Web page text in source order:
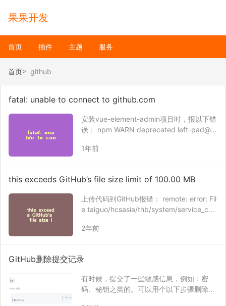
果果开发
首页 插件 主题 服务
首页 github
fatal: unable to connect to github.com
安装vue-element-admin项目时，报以下错
误： npm WARN deprecated left-pad@1.
ERR! Error while e…
1年前
this exceeds GitHub’s file size limit of 100.00 MB
上传代码到GitHub报错： remote: error: Fil
e taiguo/hcsasia/thb/system/service_cen
GitHub’…
2年前
GitHub删除提交记录
有时候，提交了一些敏感信息，例如：密
码、秘钥之类的。可以用个以下步骤删除Git